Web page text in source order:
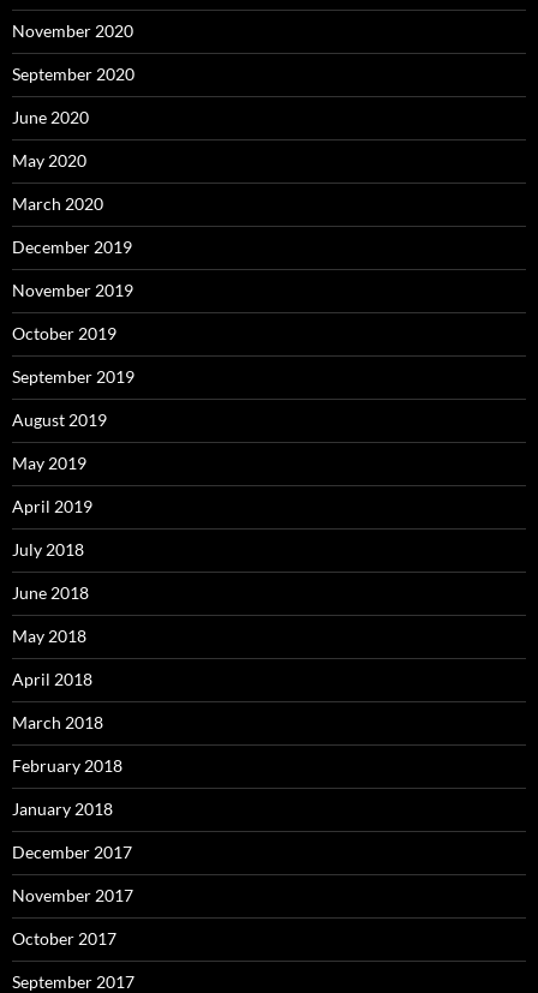
November 2020
September 2020
June 2020
May 2020
March 2020
December 2019
November 2019
October 2019
September 2019
August 2019
May 2019
April 2019
July 2018
June 2018
May 2018
April 2018
March 2018
February 2018
January 2018
December 2017
November 2017
October 2017
September 2017